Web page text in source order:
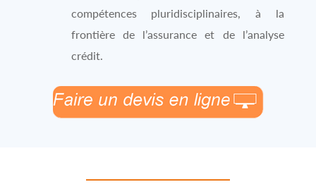
compétences pluridisciplinaires, à la
frontière de l’assurance et de l’analyse
crédit.